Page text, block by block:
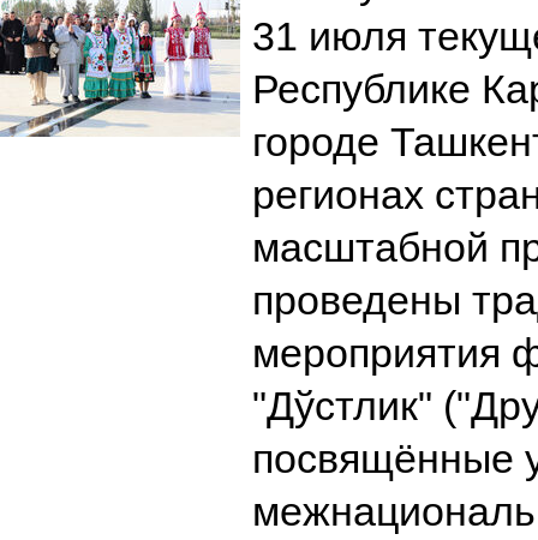
31 июля
Республике
городе
регионах
масштабной
проведены
мероприятия
"Дўстлик"
посвящённые